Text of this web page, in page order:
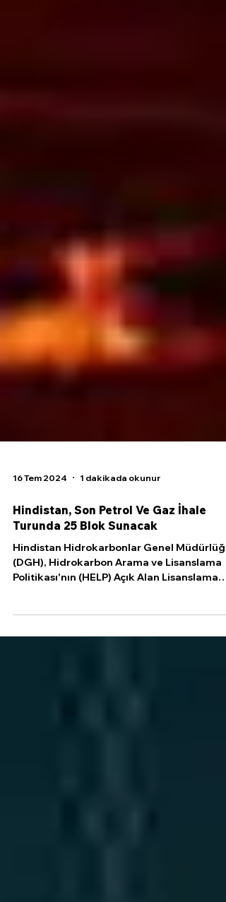
16 Tem 2024 1 dakikada okunur
Hindistan, Son Petrol Ve Gaz İhale
Turunda 25 Blok Sunacak
Hindistan Hidrokarbonlar Genel Müdürlüğü
Politikası'nın (HELP) Açık Alan Lisanslama